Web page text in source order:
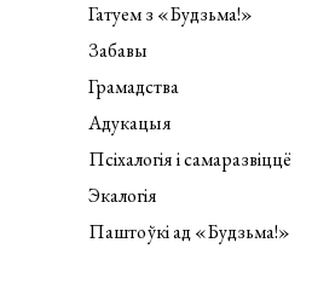
Гатуем з «Будзьма!»
Забавы
Грамадства
Адукацыя
Псіхалогія і самаразвіццё
Экалогія
Паштоўкі ад «Будзьма!»